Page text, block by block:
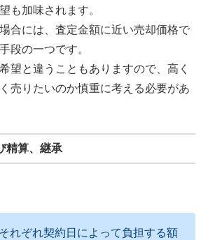
も加味されます。
合には、査定金額に近い売却価格で
段の一つです。
望と違うこともありますので、高く
売りたいのか慎重に考える必要があ
精算、継承
れぞれ契約日によって負担する額